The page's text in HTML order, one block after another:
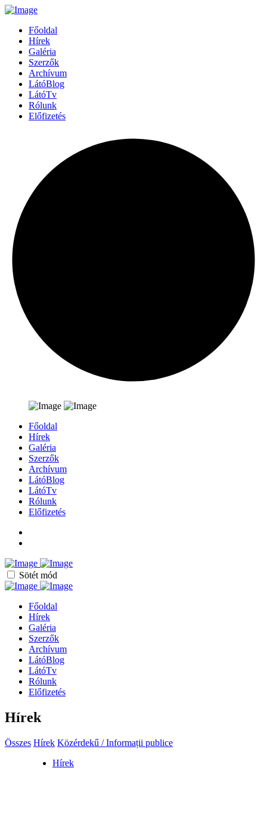
Főoldal
Hírek
Galéria
Szerzők
Archívum
LátóBlog
LátóTv
Rólunk
Előfizetés
Főoldal
Hírek
Galéria
Szerzők
Archívum
LátóBlog
LátóTv
Rólunk
Előfizetés
Sötét mód
Főoldal
Hírek
Galéria
Szerzők
Archívum
LátóBlog
LátóTv
Rólunk
Előfizetés
Hírek
Összes Hírek Közérdekű / Informații publice
Hírek